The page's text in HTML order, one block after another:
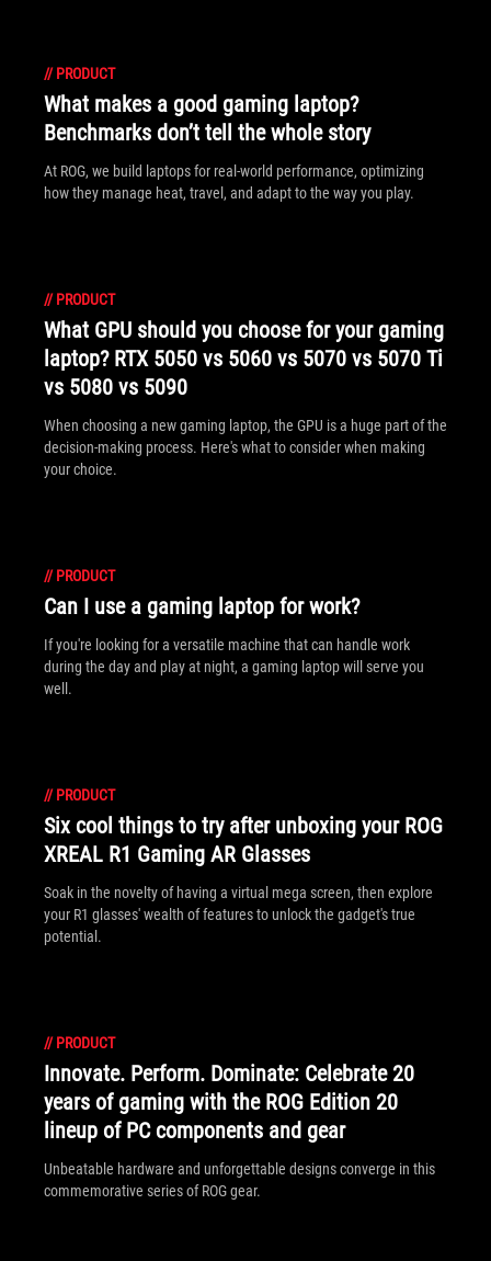
// PRODUCT
What makes a good gaming laptop?
Benchmarks don’t tell the whole story
At ROG, we build laptops for real-world performance, optimizing
how they manage heat, travel, and adapt to the way you play.
// PRODUCT
What GPU should you choose for your gaming
laptop? RTX 5050 vs 5060 vs 5070 vs 5070 Ti
vs 5080 vs 5090
When choosing a new gaming laptop, the GPU is a huge part of the
decision-making process. Here's what to consider when making
your choice.
// PRODUCT
Can I use a gaming laptop for work?
If you're looking for a versatile machine that can handle work
during the day and play at night, a gaming laptop will serve you
well.
// PRODUCT
Six cool things to try after unboxing your ROG
XREAL R1 Gaming AR Glasses
Soak in the novelty of having a virtual mega screen, then explore
your R1 glasses' wealth of features to unlock the gadget's true
potential.
// PRODUCT
Innovate. Perform. Dominate: Celebrate 20
years of gaming with the ROG Edition 20
lineup of PC components and gear
Unbeatable hardware and unforgettable designs converge in this
commemorative series of ROG gear.